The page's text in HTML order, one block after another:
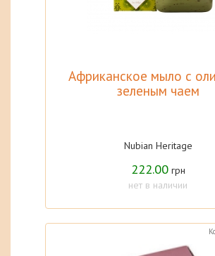
Африканское мыло с
зеленым чаем
Nubian Heritage
222.00 грн
нет в наличии